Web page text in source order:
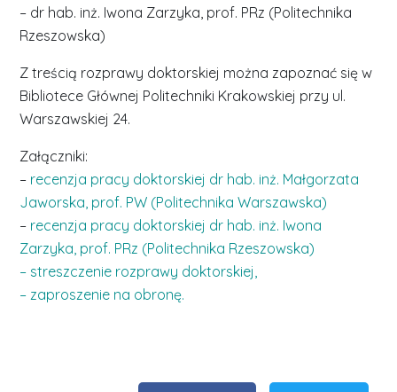
– dr hab. inż. Iwona Zarzyka, prof. PRz (Politechnika
Rzeszowska)
Z treścią rozprawy doktorskiej można zapoznać się w
Bibliotece Głównej Politechniki Krakowskiej przy ul.
Warszawskiej 24.
Załączniki:
– recenzja pracy doktorskiej dr hab. inż. Małgorzata
Jaworska, prof. PW (Politechnika Warszawska)
– recenzja pracy doktorskiej dr hab. inż. Iwona
Zarzyka, prof. PRz (Politechnika Rzeszowska)
– streszczenie rozprawy doktorskiej,
– zaproszenie na obronę.